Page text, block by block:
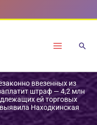
ввезенных из
штраф — 4,2 млн
ей торговых
Находкинская